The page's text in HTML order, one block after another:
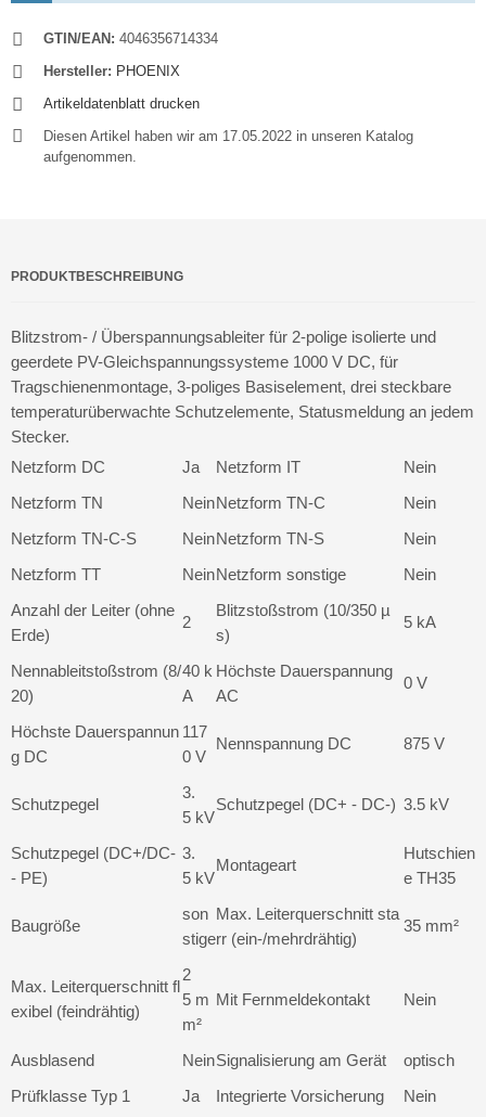
GTIN/EAN: 4046356714334
Hersteller: PHOENIX
Artikeldatenblatt drucken
Diesen Artikel haben wir am 17.05.2022 in unseren Katalog
aufgenommen.
PRODUKTBESCHREIBUNG
Blitzstrom- / Überspannungsableiter für 2-polige isolierte und
geerdete PV-Gleichspannungssysteme 1000 V DC, für
Tragschienenmontage, 3-poliges Basiselement, drei steckbare
temperaturüberwachte Schutzelemente, Statusmeldung an jedem
Stecker.
Netzform DC
Ja Netzform IT
Nein
Netzform TN
NeinNetzform TN-C
Nein
Netzform TN-C-S
NeinNetzform TN-S
Nein
Netzform TT
NeinNetzform sonstige
Nein
Anzahl der Leiter (ohne
Erde)
2
Blitzstoßstrom (10/350 µ
s)
5 kA
Nennableitstoßstrom (8/
20)
40 k
A
Höchste Dauerspannung
AC
0 V
Höchste Dauerspannun
g DC
117
0 V
Nennspannung DC 875 V
Schutzpegel
3.
5 kV
Schutzpegel (DC+ - DC-) 3.5 kV
Schutzpegel (DC+/DC-
- PE)
3.
5 kV
Montageart
Hutschien
e TH35
Baugröße
son
stige
Max. Leiterquerschnitt sta
rr (ein-/mehrdrähtig)
35 mm²
Max. Leiterquerschnitt fl
exibel (feindrähtig)
2
5 m
m²
Mit Fernmeldekontakt Nein
Ausblasend NeinSignalisierung am Gerät
optisch
Prüfklasse Typ 1
Ja Integrierte Vorsicherung
Nein